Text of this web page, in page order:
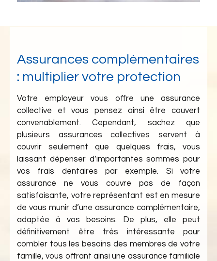
Assurances complémentaires
: multiplier votre protection
Votre employeur vous offre une assurance
collective et vous pensez ainsi être couvert
convenablement. Cependant, sachez que
plusieurs assurances collectives servent à
couvrir seulement que quelques frais, vous
laissant dépenser d’importantes sommes pour
vos frais dentaires par exemple. Si votre
assurance ne vous couvre pas de façon
satisfaisante, votre représentant est en mesure
de vous munir d’une assurance complémentaire,
adaptée à vos besoins. De plus, elle peut
définitivement être très intéressante pour
combler tous les besoins des membres de votre
famille, vous offrant ainsi une assurance familiale